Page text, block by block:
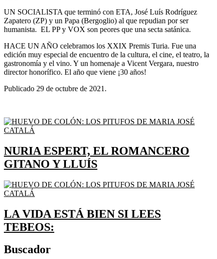
UN SOCIALISTA que terminó con ETA, José Luís Rodríguez
Zapatero (ZP) y un Papa (Bergoglio) al que repudian por ser
humanista. EL PP y VOX son peores que una secta satánica.
HACE UN AÑO celebramos los XXIX Premis Turia. Fue una
edición muy especial de encuentro de la cultura, el cine, el teatro, la
gastronomía y el vino. Y un homenaje a Vicent Vergara, nuestro
director honorífico. El año que viene ¡30 años!
Publicado 29 de octubre de 2021.
NURIA ESPERT, EL ROMANCERO
GITANO Y LLUÍS
LA VIDA ESTÁ BIEN SI LEES
TEBEOS:
Buscador